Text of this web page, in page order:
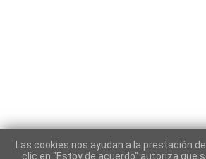
Las cookies nos ayudan a la prestación
clic en "Estoy de acuerdo" autoriza que